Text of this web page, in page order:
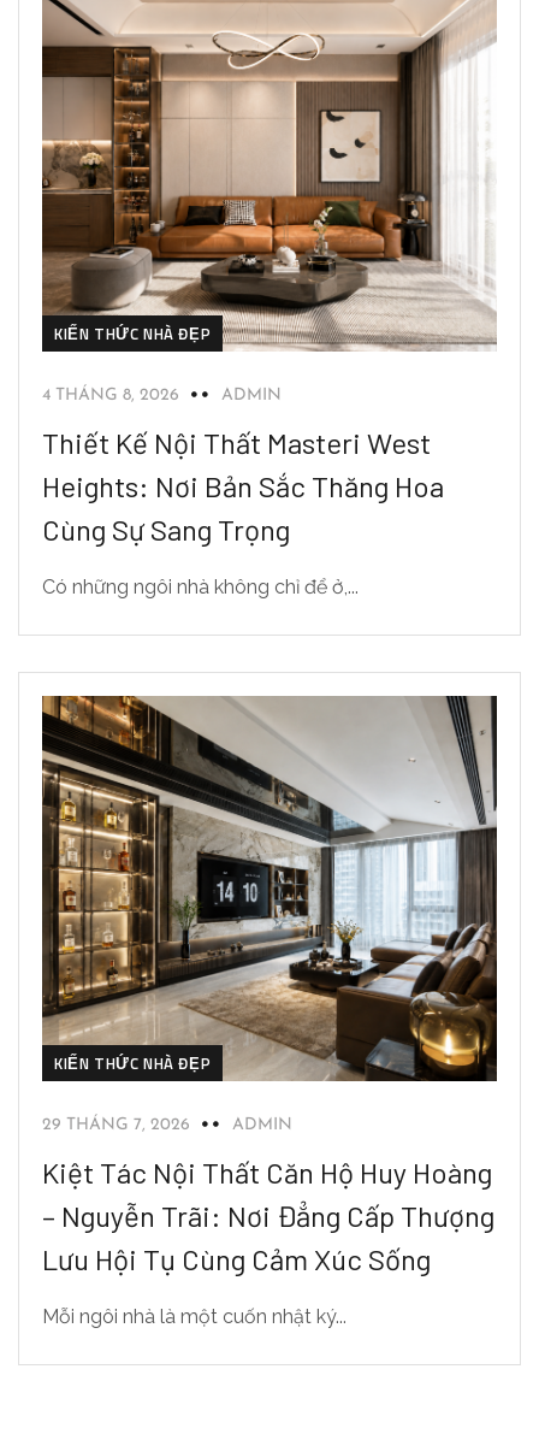
KIẾN THỨC NHÀ ĐẸP
4 THÁNG 8, 2026 ADMIN
Thiết Kế Nội Thất Masteri West
Heights: Nơi Bản Sắc Thăng Hoa
Cùng Sự Sang Trọng
Có những ngôi nhà không chỉ để ở,...
KIẾN THỨC NHÀ ĐẸP
29 THÁNG 7, 2026 ADMIN
Kiệt Tác Nội Thất Căn Hộ Huy Hoàng
– Nguyễn Trãi: Nơi Đẳng Cấp Thượng
Lưu Hội Tụ Cùng Cảm Xúc Sống
Mỗi ngôi nhà là một cuốn nhật ký...